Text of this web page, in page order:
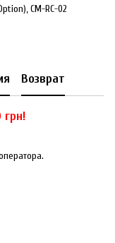
CM-RC-02
Возврат